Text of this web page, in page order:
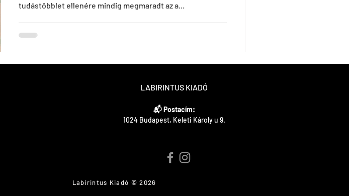
tudástöbblet ellenére mindig megmaradt az a...
LABIRINTUS KIADÓ
📬 Postacím:
1024 Budapest, Keleti Károly u 9.
Labirintus Kiadó © 2026